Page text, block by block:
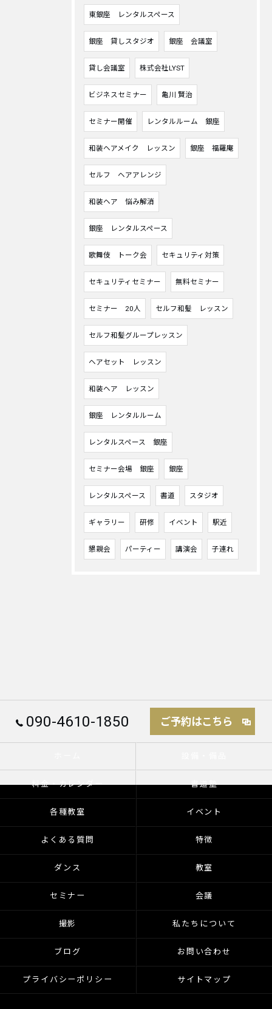
東銀座 レンタルスペース
銀座 貸しスタジオ 銀座 会議室
貸し会議室 株式会社LYST
ビジネスセミナー 亀川 賢治
セミナー開催 レンタルルーム 銀座
和装ヘアメイク レッスン 銀座 福羅庵
セルフ ヘアアレンジ
和装ヘア 悩み解消
銀座 レンタルスペース
歌舞伎 トーク会 セキュリティ対策
セキュリティセミナー 無料セミナー
セミナー 20人 セルフ和髪 レッスン
セルフ和髪グループレッスン
ヘアセット レッスン
和装ヘア レッスン
銀座 レンタルルーム
レンタルスペース 銀座
セミナー会場 銀座 銀座
レンタルスペース 書道 スタジオ
ギャラリー 研修 イベント 駅近
懇親会 パーティー 講演会 子連れ
090-4610-1850 ご予約はこちら
料金・カレンダー 書道塾
各種教室 イベント
よくある質問 特徴
ダンス 教室
セミナー 会議
撮影 私たちについて
ブログ お問い合わせ
プライバシーポリシー サイトマップ